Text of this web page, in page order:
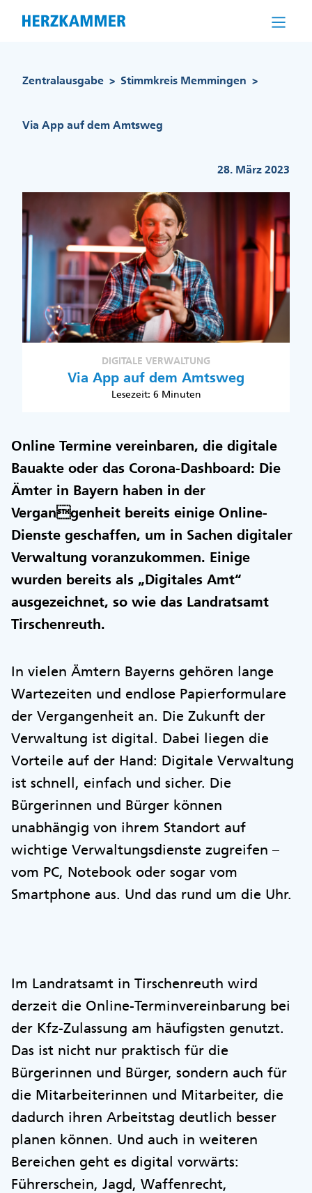
Zentralausgabe > Stimmkreis Memmingen >
Via App auf dem Amtsweg
28. März 2023
DIGITALE VERWALTUNG
Via App auf dem Amtsweg
Lesezeit: 6 Minuten
Online Termine vereinbaren, die digitale
Bauakte oder das Corona-Dashboard: Die
Ämter in Bayern haben in der
Vergangenheit bereits einige Online-
Dienste geschaffen, um in Sachen digitaler
Verwaltung voranzukommen. Einige
wurden bereits als „Digitales Amt“
ausgezeichnet, so wie das Landratsamt
Tirschenreuth.
In vielen Ämtern Bayerns gehören lange
Wartezeiten und endlose Papierformulare
der Vergangenheit an. Die Zukunft der
Verwaltung ist digital. Dabei liegen die
Vorteile auf der Hand: Digitale Verwaltung
ist schnell, einfach und sicher. Die
Bürgerinnen und Bürger können
unabhängig von ihrem Standort auf
wichtige Verwaltungsdienste zugreifen –
vom PC, Notebook oder sogar vom
Smartphone aus. Und das rund um die Uhr.
Im Landratsamt in Tirschenreuth wird
derzeit die Online-Terminvereinbarung bei
der Kfz-Zulassung am häufigsten genutzt.
Das ist nicht nur praktisch für die
Bürgerinnen und Bürger, sondern auch für
die Mitarbeiterinnen und Mitarbeiter, die
dadurch ihren Arbeitstag deutlich besser
planen können. Und auch in weiteren
Bereichen geht es digital vorwärts:
Führerschein, Jagd, Waffenrecht,